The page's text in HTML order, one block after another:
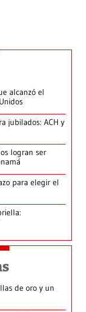
alcanzó el
jubilados: ACH y
logran ser
para elegir el
de oro y un